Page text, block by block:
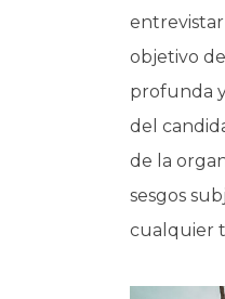
entrevistar
objetivo
profunda
del
de la
sesgos
cualquier